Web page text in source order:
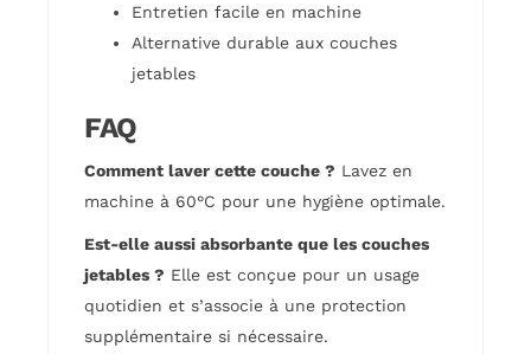
Entretien facile en machine
Alternative durable aux couches
jetables
FAQ
Comment laver cette couche ? Lavez en
machine à 60°C pour une hygiène optimale.
Est-elle aussi absorbante que les couches
jetables ? Elle est conçue pour un usage
quotidien et s’associe à une protection
supplémentaire si nécessaire.